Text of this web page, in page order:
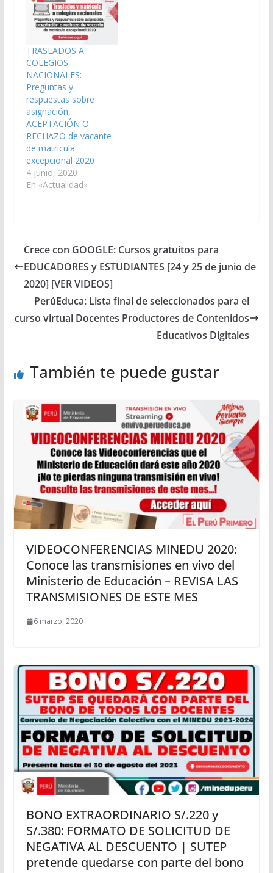
TRASLADOS A
COLEGIOS
NACIONALES:
Preguntas y
respuestas sobre
asignación,
ACEPTACIÓN O
RECHAZO de vacante
de matrícula
excepcional 2020
4 junio, 2020
En «Actualidad»
Crece con GOOGLE: Cursos gratuitos para
EDUCADORES y ESTUDIANTES [24 y 25 de junio de
2020] [VER VIDEOS]
PerúEduca: Lista final de seleccionados para el
curso virtual Docentes Productores de Contenidos
Educativos Digitales
También te puede gustar
VIDEOCONFERENCIAS MINEDU 2020:
Conoce las transmisiones en vivo del
Ministerio de Educación – REVISA LAS
TRANSMISIONES DE ESTE MES
6 marzo, 2020
BONO EXTRAORDINARIO S/.220 y
S/.380: FORMATO DE SOLICITUD DE
NEGATIVA AL DESCUENTO | SUTEP
pretende quedarse con parte del bono